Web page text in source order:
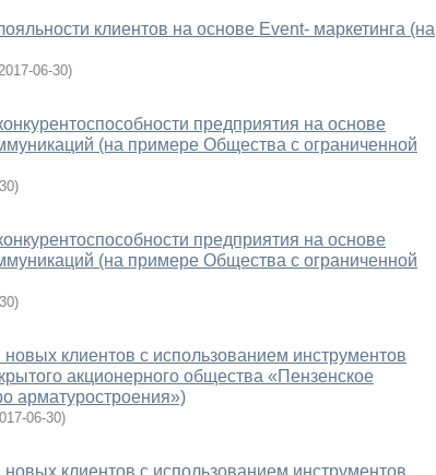
клиентов на основе Event- маркетинга (на
06-30)
предприятия на основе
(на примере Общества с ограниченной
)
предприятия на основе
(на примере Общества с ограниченной
)
клиентов с использованием инструментов
акционерного общества «Пензенское
арматуростроения»)
06-30)
клиентов с использованием инструментов